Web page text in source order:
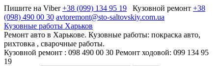
Пишите на Viber+38 (099) 134 95 19 Кузовной ремонт +38
(098) 490 00 30 avtoremont@sto-saltovskiy.com.ua
Кузовные работы Харьков
Ремонт авто в Харькове. Кузовные работы: покраска авто,
рихтовка , сварочные работы.
Кузовной ремонт : 098 490 00 30 Ремонт ходовой: 099 134 95
19